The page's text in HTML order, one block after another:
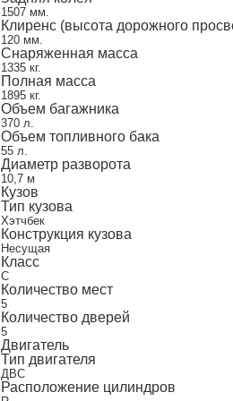
1507 мм.
Клиренс (высота дорожного
120 мм.
Снаряженная масса
1335 кг.
Полная масса
1895 кг.
Объем багажника
370 л.
Объем топливного бака
55 л.
Диаметр разворота
10,7 м
Кузов
Тип кузова
Хэтчбек
Конструкция кузова
Несущая
Класс
C
Количество мест
5
Количество дверей
5
Двигатель
Тип двигателя
ДВС
Расположение цилиндров